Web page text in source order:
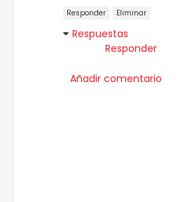
Responder Eliminar
Respuestas
Responder
Añadir comentario